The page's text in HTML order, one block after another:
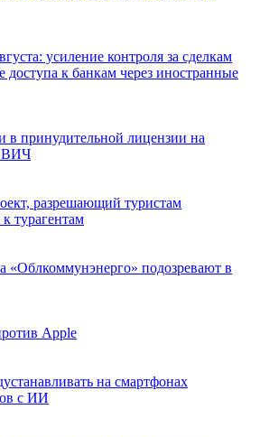
усиление контроля за сделкам
доступа к банкам через иностранные
в принудительной лицензии на
ВИЧ
разрешающий туристам
турагентам
«Облкоммунэнерго» подозревают в
Apple
на смартфонах
с ИИ